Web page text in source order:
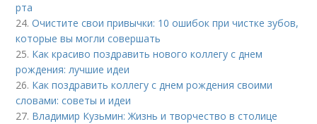
рта
24.Очистите свои привычки: 10 ошибок при чистке зубов,
которые вы могли совершать
25. Как красиво поздравить нового коллегу с днем
рождения: лучшие идеи
26. Как поздравить коллегу с днем рождения своими
словами: советы и идеи
27. Владимир Кузьмин: Жизнь и творчество в столице